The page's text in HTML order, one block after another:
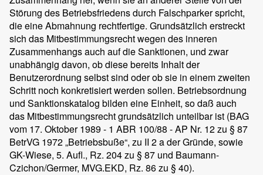
Störung des Betriebsfriedens durch Falschparker spricht,
die eine Abmahnung rechtfertige. Grundsätzlich erstreckt
sich das Mitbestimmungsrecht wegen des inneren
Zusammenhangs auch auf die Sanktionen, und zwar
unabhängig davon, ob diese bereits Inhalt der
Benutzerordnung selbst sind oder ob sie in einem zweiten
Schritt noch konkretisiert werden sollen. Betriebsordnung
und Sanktionskatalog bilden eine Einheit, so daß auch
das Mitbestimmungsrecht grundsätzlich unteilbar ist (BAG
vom 17. Oktober 1989 - 1 ABR 100/88 - AP Nr. 12 zu § 87
BetrVG 1972 „Betriebsbuße“, zu II 2 a der Gründe, sowie
GK-Wiese, 5. Aufl., Rz. 204 zu § 87 und Baumann-
Czichon/Germer, MVG.EKD, Rz. 86 zu § 40).